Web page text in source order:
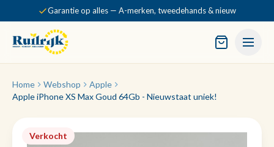
Garantie op alles — A-merken, tweedehands & nieuw
Home Webshop
Apple
Apple iPhone XS Max Goud 64Gb - Nieuwstaat uniek!
Verkocht